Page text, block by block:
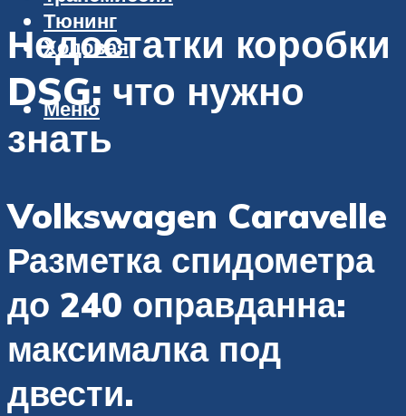
Тюнинг
Ходовая
Меню
Недостатки коробки
DSG: что нужно
знать
Volkswagen Caravelle
Разметка спидометра
до 240 оправданна:
максималка под
двести.